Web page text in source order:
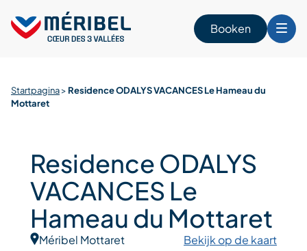
content
Booken
Startpagina> Residence ODALYS VACANCES Le Hameau du
Mottaret
Residence ODALYS
VACANCES Le
Hameau du Mottaret
Méribel Mottaret
Bekijk op de kaart